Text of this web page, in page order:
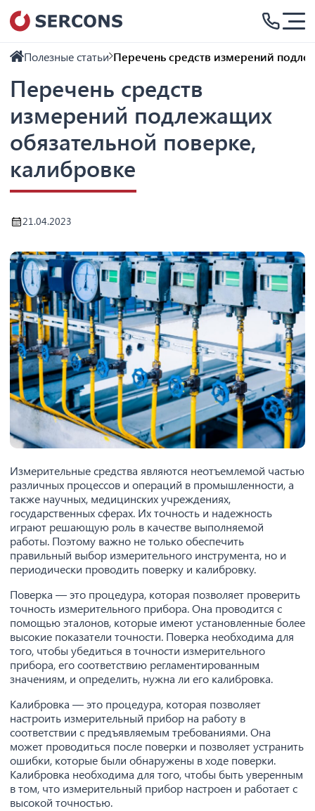
Полезные статьи Перечень средств измерений
Перечень средств
измерений подлежащих
обязательной поверке,
калибровке
21.04.2023
Измерительные средства являются неотъемлемой частью
различных процессов и операций в промышленности, а
также научных, медицинских учреждениях,
государственных сферах. Их точность и надежность
играют решающую роль в качестве выполняемой
работы. Поэтому важно не только обеспечить
правильный выбор измерительного инструмента, но и
периодически проводить поверку и калибровку.
Поверка — это процедура, которая позволяет проверить
точность измерительного прибора. Она проводится с
помощью эталонов, которые имеют установленные более
высокие показатели точности. Поверка необходима для
того, чтобы убедиться в точности измерительного
прибора, его соответствию регламентированным
значениям, и определить, нужна ли его калибровка.
Калибровка — это процедура, которая позволяет
настроить измерительный прибор на работу в
соответствии с предъявляемым требованиями. Она
может проводиться после поверки и позволяет устранить
ошибки, которые были обнаружены в ходе поверки.
Калибровка необходима для того, чтобы быть уверенным
в том, что измерительный прибор настроен и работает с
высокой точностью.